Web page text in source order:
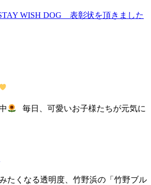
WISH DOG 表彰状を頂きました
毎日、可愛いお子様たちが元気に
たくなる透明度、竹野浜の「竹野ブル